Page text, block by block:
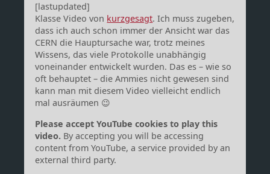
[lastupdated]
Klasse Video von kurzgesagt. Ich muss zugeben,
dass ich auch schon immer der Ansicht war das
CERN die Hauptursache war, trotz meines
Wissens, das viele Protokolle unabhängig
voneinander entwickelt wurden. Das es – wie so
oft behauptet – die Ammies nicht gewesen sind
kann man mit diesem Video vielleicht endlich
mal ausräumen 😉
Please accept YouTube cookies to play this
video. By accepting you will be accessing
content from YouTube, a service provided by an
external third party.